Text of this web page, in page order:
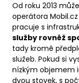
Od roku 2013
operátora
pracuje s
služby rovněž
tady kromě
služeb. Pokud si
nízkým objemem
dvou stovek, s